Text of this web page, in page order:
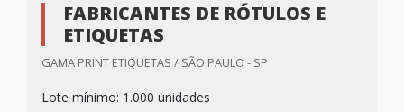
FABRICANTES DE RÓTULOS E
ETIQUETAS
GAMA PRINT ETIQUETAS / SÃO PAULO - SP
Lote mínimo: 1.000 unidades